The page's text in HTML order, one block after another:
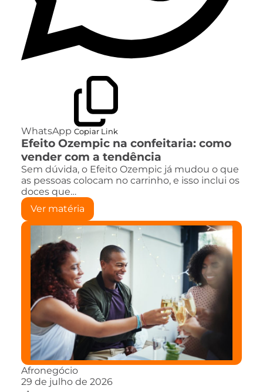
WhatsApp Copiar Link
Efeito Ozempic na confeitaria: como
vender com a tendência
Sem dúvida, o Efeito Ozempic já mudou o que
as pessoas colocam no carrinho, e isso inclui os
doces que…
Ver matéria
Afronegócio
29 de julho de 2026